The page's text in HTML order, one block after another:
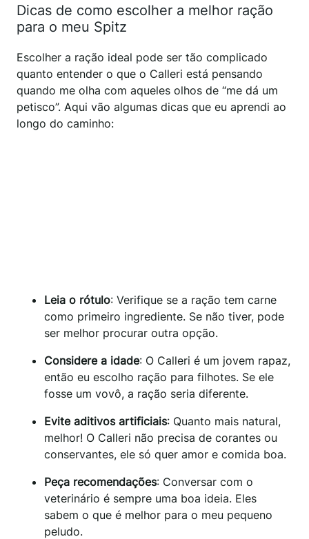
Dicas de como escolher a melhor ração
para o meu Spitz
Escolher a ração ideal pode ser tão complicado
quanto entender o que o Calleri está pensando
quando me olha com aqueles olhos de “me dá um
petisco”. Aqui vão algumas dicas que eu aprendi ao
longo do caminho:
Leia o rótulo: Verifique se a ração tem carne
como primeiro ingrediente. Se não tiver, pode
ser melhor procurar outra opção.
Considere a idade: O Calleri é um jovem rapaz,
então eu escolho ração para filhotes. Se ele
fosse um vovô, a ração seria diferente.
Evite aditivos artificiais: Quanto mais natural,
melhor! O Calleri não precisa de corantes ou
conservantes, ele só quer amor e comida boa.
Peça recomendações: Conversar com o
veterinário é sempre uma boa ideia. Eles
sabem o que é melhor para o meu pequeno
peludo.